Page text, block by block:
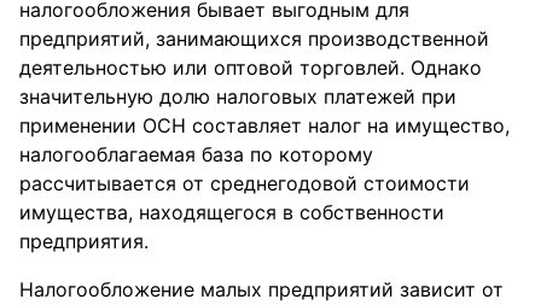
налогообложения бывает выгодным для
предприятий, занимающихся производственной
деятельностью или оптовой торговлей. Однако
значительную долю налоговых платежей при
применении ОСН составляет налог на имущество,
налогооблагаемая база по которому
рассчитывается от среднегодовой стоимости
имущества, находящегося в собственности
предприятия.
Налогообложение малых предприятий зависит от